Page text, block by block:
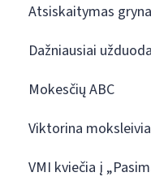
Atsiskaitymas
Dažniausiai
Mokesčių ABC
Viktorina
VMI kviečia į